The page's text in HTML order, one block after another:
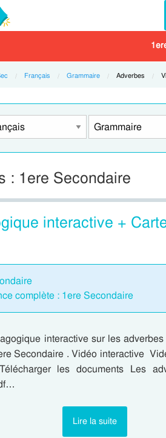
Français Grammaire Current:
Adverbes
: 1ere Secondaire
interactive +
complète : 1ere Secondaire
interactive sur les
Secondaire . Vidéo interactive
les documents Les
Lire la suite